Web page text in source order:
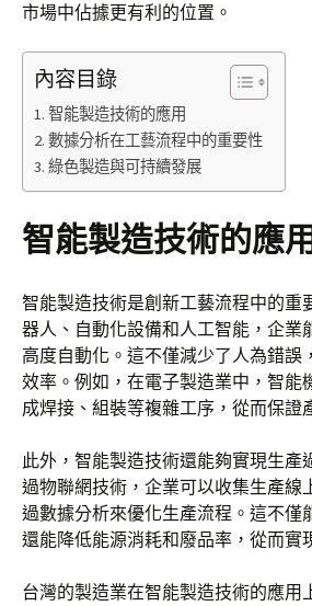
市場中佔據更有利的位置。
內容目錄
智能製造技術的應用
數據分析在工藝流程中的重要性
綠色製造與可持續發展
智能製造技術的應用
智能製造技術是創新工藝流程中的重
器人、自動化設備和人工智能，企業
高度自動化。這不僅減少了人為錯誤
效率。例如，在電子製造業中，智能
成焊接、組裝等複雜工序，從而保證
此外，智能製造技術還能夠實現生產
過物聯網技術，企業可以收集生產線
過數據分析來優化生產流程。這不僅
還能降低能源消耗和廢品率，從而實
台灣的製造業在智能製造技術的應用